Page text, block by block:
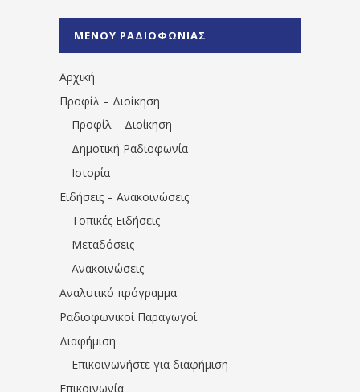
1531194763766854/" artist="" ]
ΜΕΝΟΥ ΡΑΔΙΟΦΩΝΙΑΣ
Αρχική
Προφίλ – Διοίκηση
Προφίλ – Διοίκηση
Δημοτική Ραδιοφωνία
Ιστορία
Ειδήσεις – Ανακοινώσεις
Τοπικές Ειδήσεις
Μεταδόσεις
Ανακοινώσεις
Αναλυτικό πρόγραμμα
Ραδιοφωνικοί Παραγωγοί
Διαφήμιση
Επικοινωνήστε για διαφήμιση
Επικοινωνία